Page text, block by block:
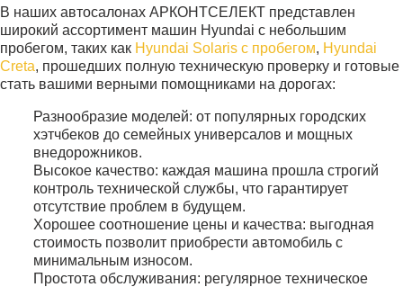
В наших автосалонах АРКОНТСЕЛЕКТ представлен
широкий ассортимент машин Hyundai с небольшим
пробегом, таких как Hyundai Solaris с пробегом, Hyundai
Creta, прошедших полную техническую проверку и готовые
стать вашими верными помощниками на дорогах:
Разнообразие моделей: от популярных городских
хэтчбеков до семейных универсалов и мощных
внедорожников.
Высокое качество: каждая машина прошла строгий
контроль технической службы, что гарантирует
отсутствие проблем в будущем.
Хорошее соотношение цены и качества: выгодная
стоимость позволит приобрести автомобиль с
минимальным износом.
Простота обслуживания: регулярное техническое